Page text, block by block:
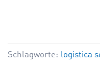
Schlagworte: logistica